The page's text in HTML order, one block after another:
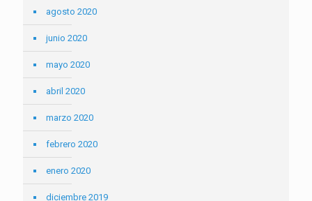
agosto 2020
junio 2020
mayo 2020
abril 2020
marzo 2020
febrero 2020
enero 2020
diciembre 2019